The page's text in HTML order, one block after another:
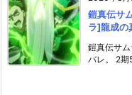
鎧真伝サ
ラ]龍成の
鎧真伝サ
バレ。 2期